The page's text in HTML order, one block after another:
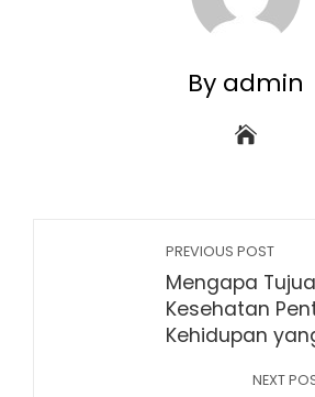
By admin
PREVIOUS POST
Mengapa
Kesehatan
Kehidupan
NEXT